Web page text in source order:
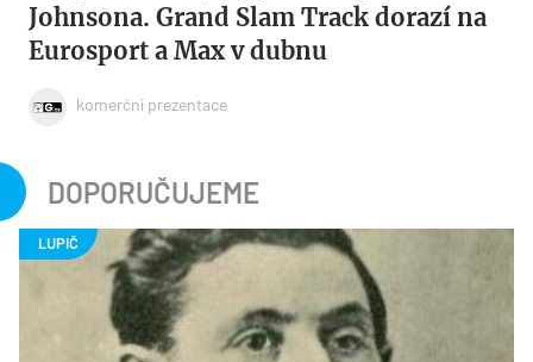
Johnsona. Grand Slam Track dorazí na
Eurosport a Max v dubnu
komerční prezentace
DOPORUČUJEME